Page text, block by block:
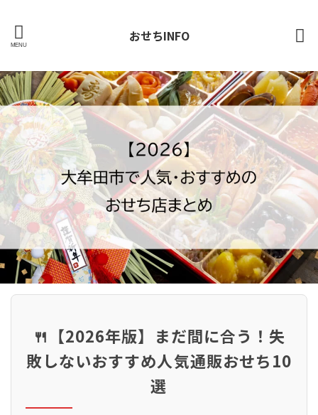
おせちINFO
🍴【2026年版】まだ間に合う！失
敗しないおすすめ人気通販おせち10
選